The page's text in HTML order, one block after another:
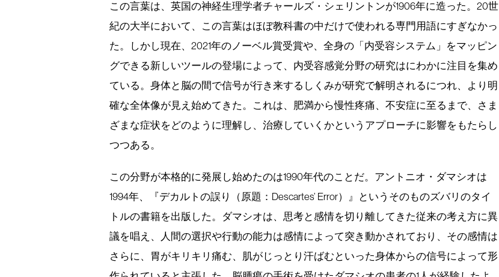
この言葉は、英国の神経生理学者チャールズ・シェリントンが1906年に造った。20世
紀の大半において、この言葉はほぼ教科書の中だけで使われる専門用語にすぎなかっ
た。しかし現在、2021年のノーベル賞受賞や、全身の「内受容システム」をマッピン
グできる新しいツールの登場によって、内受容感覚分野の研究はにわかに注目を集め
ている。身体と脳の間で信号が行き来するしくみが研究で解明されるにつれ、より明
確な全体像が見え始めてきた。これは、肥満から慢性疼痛、不安症に至るまで、さま
ざまな症状をどのように理解し、治療していくかというアプローチに影響をもたらし
つつある。
この分野が本格的に発展し始めたのは1990年代のことだ。アントニオ・ダマシオは
1994年、『デカルトの誤り（原題：Descartes’ Error）』というそのものズバリのタイ
トルの書籍を出版した。ダマシオは、思考と感情を切り離してきた従来の考え方に異
議を唱え、人間の選択や行動の能力は感情によって突き動かされており、その感情は
さらに、胃がキリキリ痛む、肌がじっとり汗ばむといった身体からの信号によって形